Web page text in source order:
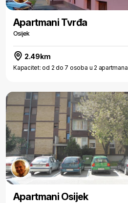
Apartmani Tvrđa
Osijek
2.49km
Kapacitet: od 2 do 7 osoba u 2 apartmana
Apartmani Osijek